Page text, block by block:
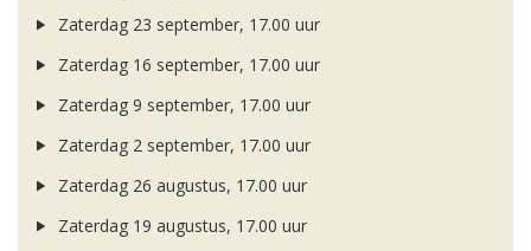
Zaterdag 23 september, 17.00 uur
Zaterdag 16 september, 17.00 uur
Zaterdag 9 september, 17.00 uur
Zaterdag 2 september, 17.00 uur
Zaterdag 26 augustus, 17.00 uur
Zaterdag 19 augustus, 17.00 uur